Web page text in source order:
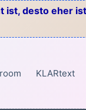
desto eher
KLARtext